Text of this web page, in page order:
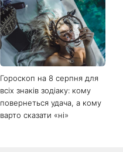
Гороскоп на 8 серпня для
всіх знаків зодіаку: кому
повернеться удача, а кому
варто сказати «ні»